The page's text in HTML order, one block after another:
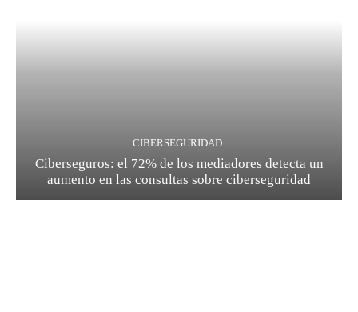
CIBERSEGURIDAD
Ciberseguros: el 72% de los mediadores detecta un
aumento en las consultas sobre ciberseguridad